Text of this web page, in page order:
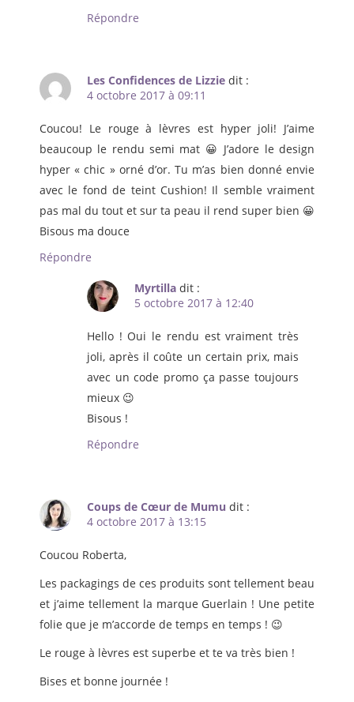
Répondre
Les Confidences de Lizzie dit :
4 octobre 2017 à 09:11
Coucou! Le rouge à lèvres est hyper joli! J’aime
beaucoup le rendu semi mat 😀 J’adore le design
hyper « chic » orné d’or. Tu m’as bien donné envie
avec le fond de teint Cushion! Il semble vraiment
pas mal du tout et sur ta peau il rend super bien 😀
Bisous ma douce
Répondre
Myrtilla dit :
5 octobre 2017 à 12:40
Hello ! Oui le rendu est vraiment très
joli, après il coûte un certain prix, mais
avec un code promo ça passe toujours
mieux 😉
Bisous !
Répondre
Coups de Cœur de Mumu dit :
4 octobre 2017 à 13:15
Coucou Roberta,
Les packagings de ces produits sont tellement beau
et j’aime tellement la marque Guerlain ! Une petite
folie que je m’accorde de temps en temps ! 😉
Le rouge à lèvres est superbe et te va très bien !
Bises et bonne journée !